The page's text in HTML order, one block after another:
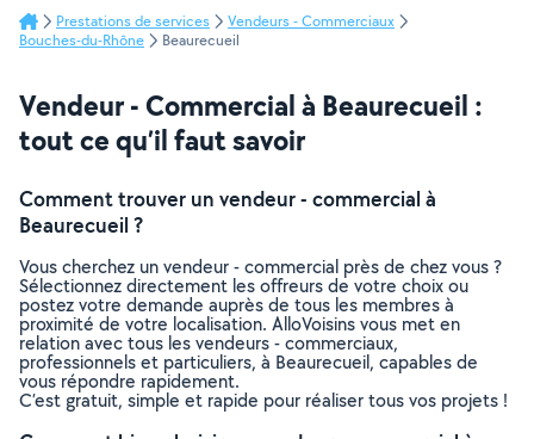
Prestations de services
Vendeurs - Commerciaux
Bouches-du-Rhône
Beaurecueil
Vendeur - Commercial à Beaurecueil :
tout ce qu’il faut savoir
Comment trouver un vendeur - commercial à
Beaurecueil ?
Vous cherchez un vendeur - commercial près de chez vous ?
Sélectionnez directement les offreurs de votre choix ou
postez votre demande auprès de tous les membres à
proximité de votre localisation. AlloVoisins vous met en
relation avec tous les vendeurs - commerciaux,
professionnels et particuliers, à Beaurecueil, capables de
vous répondre rapidement.
C’est gratuit, simple et rapide pour réaliser tous vos projets !